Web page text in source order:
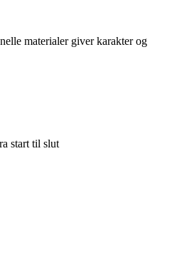
materialer giver karakter og
start til slut